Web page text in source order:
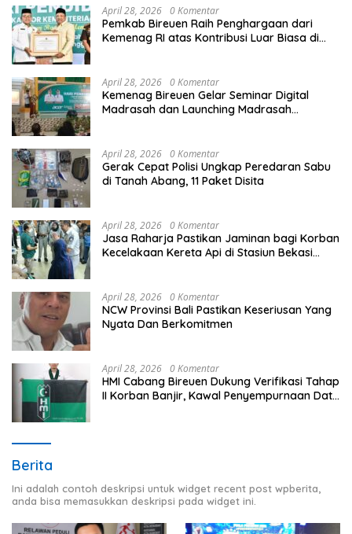
April 28, 2026 0 Komentar
Pemkab Bireuen Raih Penghargaan dari
Kemenag RI atas Kontribusi Luar Biasa di
April 28, 2026 0 Komentar
Kemenag Bireuen Gelar Seminar Digital
Madrasah dan Launching Madrasah
April 28, 2026 0 Komentar
Gerak Cepat Polisi Ungkap Peredaran Sabu
di Tanah Abang, 11 Paket Disita
April 28, 2026 0 Komentar
Jasa Raharja Pastikan Jaminan bagi Korban
Kecelakaan Kereta Api di Stasiun Bekasi
April 28, 2026 0 Komentar
NCW Provinsi Bali Pastikan Keseriusan Yang
Nyata Dan Berkomitmen
April 28, 2026 0 Komentar
HMI Cabang Bireuen Dukung Verifikasi Tahap
II Korban Banjir, Kawal Penyempurnaan Data
Berita
Ini adalah contoh deskripsi untuk widget recent post wpberita,
anda bisa memasukkan deskripsi pada widget ini.